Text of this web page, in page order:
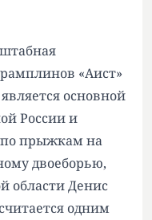
«Аист»
основной
России и
по прыжкам на
двоеборью,
области Денис
одним